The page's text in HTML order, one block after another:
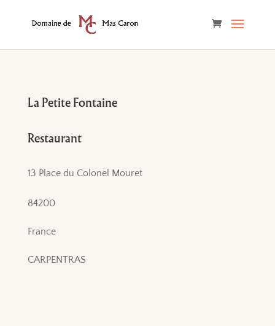
La Petite Fontaine
Restaurant
13 Place du Colonel Mouret
84200
France
CARPENTRAS